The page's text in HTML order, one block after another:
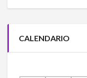
CALENDARIO